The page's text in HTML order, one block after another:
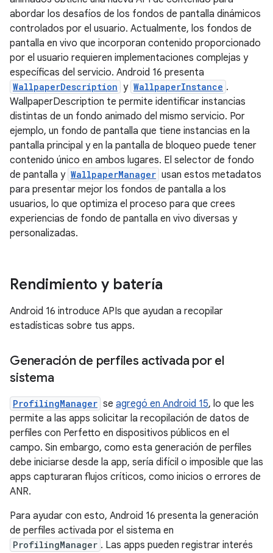
abordar los desafíos de los fondos de pantalla dinámicos
controlados por el usuario. Actualmente, los fondos de
pantalla en vivo que incorporan contenido proporcionado
por el usuario requieren implementaciones complejas y
específicas del servicio. Android 16 presenta
WallpaperDescription y WallpaperInstance .
WallpaperDescription te permite identificar instancias
distintas de un fondo animado del mismo servicio. Por
ejemplo, un fondo de pantalla que tiene instancias en la
pantalla principal y en la pantalla de bloqueo puede tener
contenido único en ambos lugares. El selector de fondo
de pantalla y WallpaperManager usan estos metadatos
para presentar mejor los fondos de pantalla a los
usuarios, lo que optimiza el proceso para que crees
experiencias de fondo de pantalla en vivo diversas y
personalizadas.
Rendimiento y batería
Android 16 introduce APIs que ayudan a recopilar
estadísticas sobre tus apps.
Generación de perfiles activada por el
sistema
ProfilingManager se agregó en Android 15, lo que les
permite a las apps solicitar la recopilación de datos de
perfiles con Perfetto en dispositivos públicos en el
campo. Sin embargo, como esta generación de perfiles
debe iniciarse desde la app, sería difícil o imposible que las
apps capturaran flujos críticos, como inicios o errores de
ANR.
Para ayudar con esto, Android 16 presenta la generación
de perfiles activada por el sistema en
ProfilingManager . Las apps pueden registrar interés